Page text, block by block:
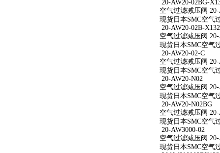
20-AW20-02BG-
空气过滤减压阀
现货日本SMC空气
20-AW20-02B-X132
空气过滤减压阀
现货日本SMC空气
20-AW20-02-C
空气过滤减压阀 20-
现货日本SMC空气
20-AW20-N02
空气过滤减压阀
现货日本SMC空气
20-AW20-N02BG
空气过滤减压阀
现货日本SMC空气
20-AW3000-02
空气过滤减压阀 20-
现货日本SMC空气